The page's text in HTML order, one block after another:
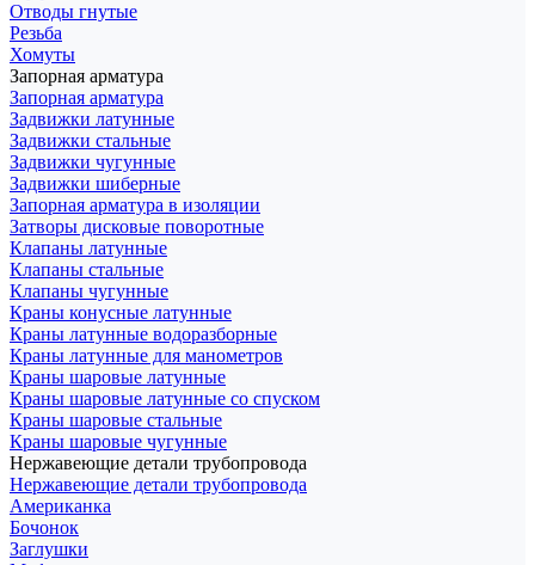
Отводы гнутые
Резьба
Хомуты
Запорная арматура
Запорная арматура
Задвижки латунные
Задвижки стальные
Задвижки чугунные
Задвижки шиберные
Запорная арматура в изоляции
Затворы дисковые поворотные
Клапаны латунные
Клапаны стальные
Клапаны чугунные
Краны конусные латунные
Краны латунные водоразборные
Краны латунные для манометров
Краны шаровые латунные
Краны шаровые латунные со спуском
Краны шаровые стальные
Краны шаровые чугунные
Нержавеющие детали трубопровода
Нержавеющие детали трубопровода
Американка
Бочонок
Заглушки